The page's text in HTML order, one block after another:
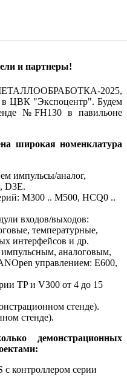
и партнеры!
2025,
в ЦВК "Экспоцентр". Будем
№FH130 в павильоне
широкая номенклатура
импульсы/аналог,
D3E.
M300 .. M500, HCQ0 ..
входов/выходов:
температурные,
интерфейсов и др.
импульсным, аналоговым,
управлением: E600,
TP и V300 от 4 до 15
стенде).
стенде).
демонстрационных
контроллером серии